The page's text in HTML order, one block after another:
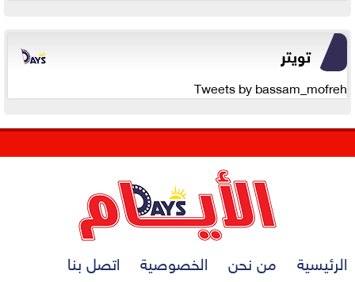
تويتر
Tweets by bassam_mofreh
الرئيسية من نحن الخصوصية اتصل بنا